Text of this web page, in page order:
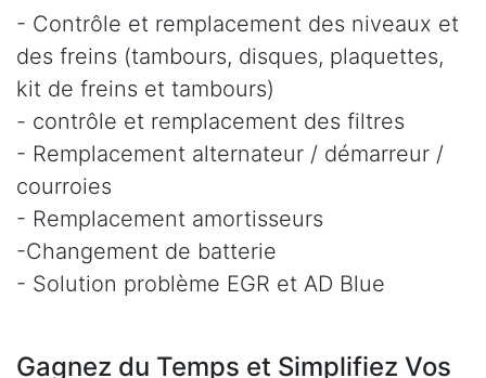
- Contrôle et remplacement des niveaux et
des freins (tambours, disques, plaquettes,
kit de freins et tambours)
- contrôle et remplacement des filtres
- Remplacement alternateur / démarreur /
courroies
- Remplacement amortisseurs
-Changement de batterie
- Solution problème EGR et AD Blue
Gagnez du Temps et Simplifiez Vos